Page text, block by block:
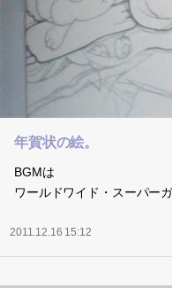
年賀状の絵。
BGMは
ワールドワイド・スーパー
2011.12.16 15:12